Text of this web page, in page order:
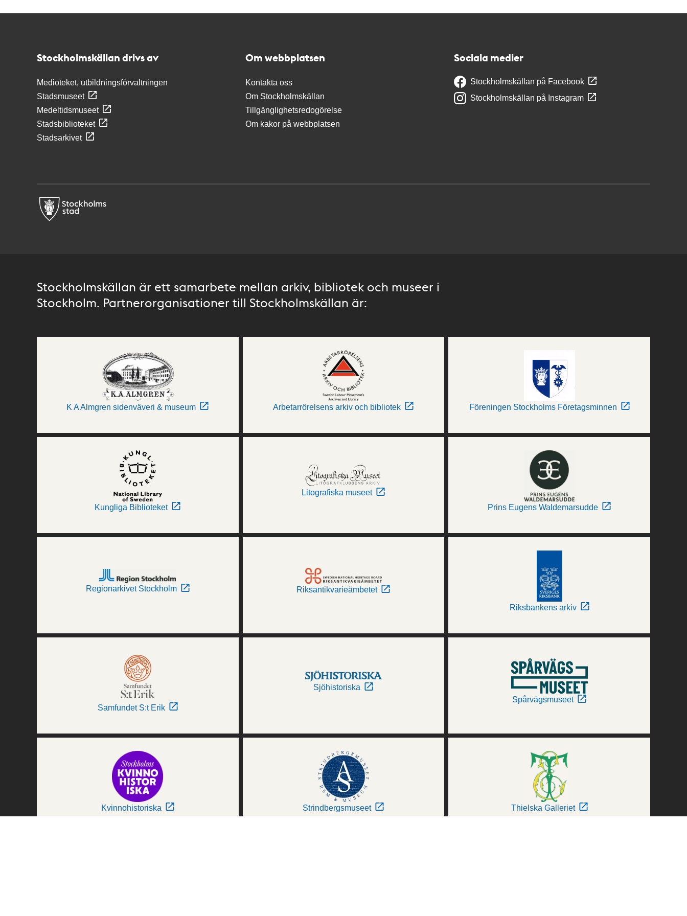
Stockholmskällan drivs av
Medioteket, utbildningsförvaltningen
Stadsmuseet
Medeltidsmuseet
Stadsbiblioteket
Stadsarkivet
Om webbplatsen
Kontakta oss
Om Stockholmskällan
Tillgänglighetsredogörelse
Om kakor på webbplatsen
Sociala medier
Stockholmskällan på Facebook
Stockholmskällan på Instagram
Stockholmskällan är ett samarbete mellan arkiv, bibliotek och museer i
Stockholm. Partnerorganisationer till Stockholmskällan är:
K A Almgren sidenväveri & museum Arbetarrörelsens arkiv och bibliotek Föreningen Stockholms Företagsminnen
Kungliga Biblioteket
Litografiska museet
Prins Eugens Waldemarsudde
Regionarkivet Stockholm Riksantikvarieämbetet
Riksbankens arkiv
Samfundet S:t Erik
Sjöhistoriska
Spårvägsmuseet
Kvinnohistoriska Strindbergsmuseet Thielska Galleriet